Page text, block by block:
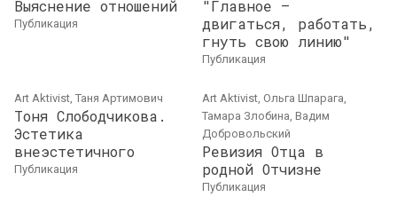
Выяснение отношений
публикация
"Главное –
двигаться, работать,
гнуть свою линию"
публикация
Art Aktivist, Таня Артимович
Тоня Слободчикова.
Эстетика
внеэстетичного
публикация
Art Aktivist, Ольга Шпарага,
Тамара Злобина, Вадим
Добровольский
Ревизия Отца в
родной Отчизне
публикация